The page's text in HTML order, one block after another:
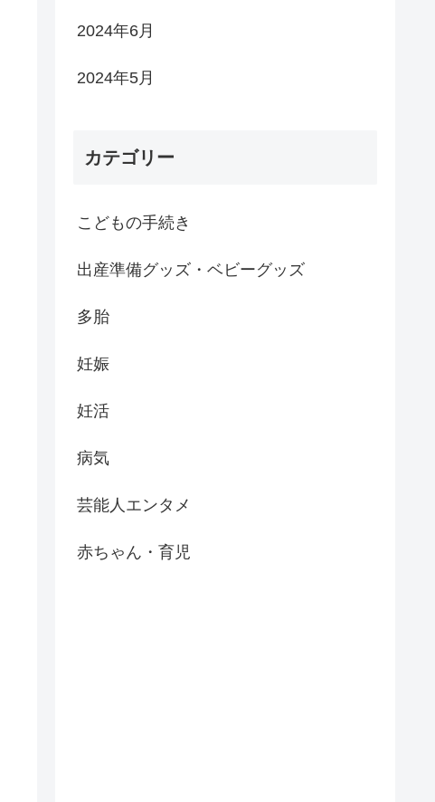
2024年6月
2024年5月
カテゴリー
こどもの手続き
出産準備グッズ・ベビーグッズ
多胎
妊娠
妊活
病気
芸能人エンタメ
赤ちゃん・育児